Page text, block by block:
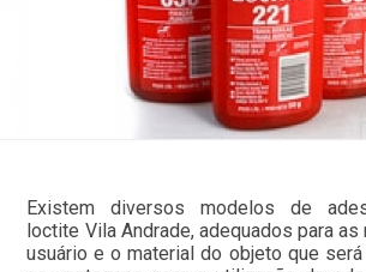
Existem diversos modelos de
loctite Vila Andrade, adequados para
usuário e o material do objeto que será